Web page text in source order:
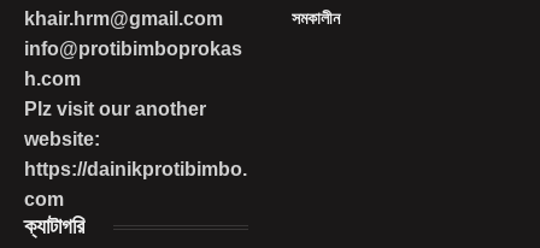
khair.hrm@gmail.com
info@protibimboprokas
h.com
Plz visit our another
website:
https://dainikprotibimbo.
com
সমকালীন
ক্যাটাগরি